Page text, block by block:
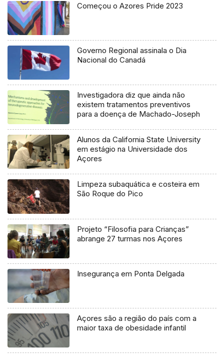
Começou o Azores Pride 2023
Governo Regional assinala o Dia
Nacional do Canadá
Investigadora diz que ainda não
existem tratamentos preventivos
para a doença de Machado-Joseph
Alunos da California State University
em estágio na Universidade dos
Açores
Limpeza subaquática e costeira em
São Roque do Pico
Projeto “Filosofia para Crianças”
abrange 27 turmas nos Açores
Insegurança em Ponta Delgada
Açores são a região do país com a
maior taxa de obesidade infantil